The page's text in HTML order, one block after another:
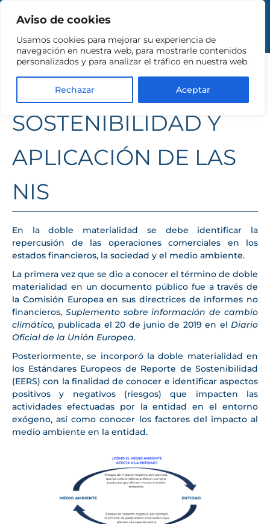
Aviso de cookies
Usamos cookies para mejorar su experiencia de
navegación en nuestra web, para mostrarle contenidos
personalizados y para analizar el tráfico en nuestra web.
Rechazar Aceptar
DOBLE
MATERIALIDAD EN
SOSTENIBILIDAD Y
APLICACIÓN DE LAS
NIS
En la doble materialidad se debe identificar la
repercusión de las operaciones comerciales en los
estados financieros, la sociedad y el medio ambiente.
La primera vez que se dio a conocer el término de doble
materialidad en un documento público fue a través de
la Comisión Europea en sus directrices de informes no
financieros, Suplemento sobre información de cambio
climático, publicada el 20 de junio de 2019 en el Diario
Oficial de la Unión Europea.
Posteriormente, se incorporó la doble materialidad en
los Estándares Europeos de Reporte de Sostenibilidad
(EERS) con la finalidad de conocer e identificar aspectos
positivos y negativos (riesgos) que impacten las
actividades efectuadas por la entidad en el entorno
exógeno, así como conocer los factores del impacto al
medio ambiente en la entidad.